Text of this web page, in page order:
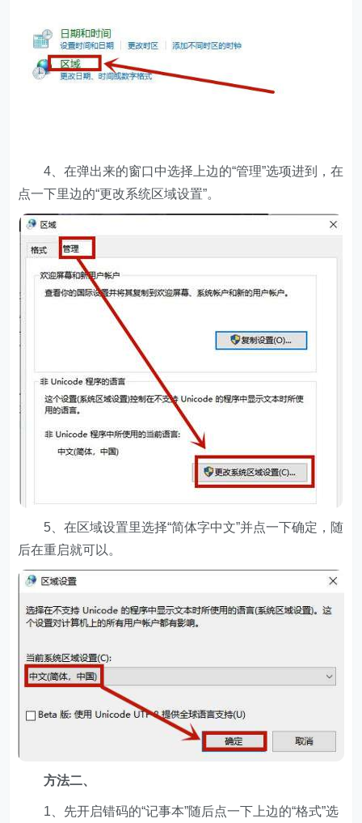
4、在弹出来的窗口中选择上边的“管理”选项进到，在
点一下里边的“更改系统区域设置”。
5、在区域设置里选择“简体字中文”并点一下确定，随
后在重启就可以。
方法二、
1、先开启错码的“记事本”随后点一下上边的“格式”选